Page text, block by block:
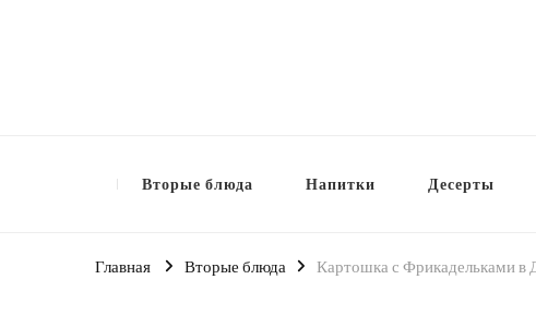
Вторые блюда Напитки Десерты
Главная Вторые блюда Картошка с Фрикадельками в